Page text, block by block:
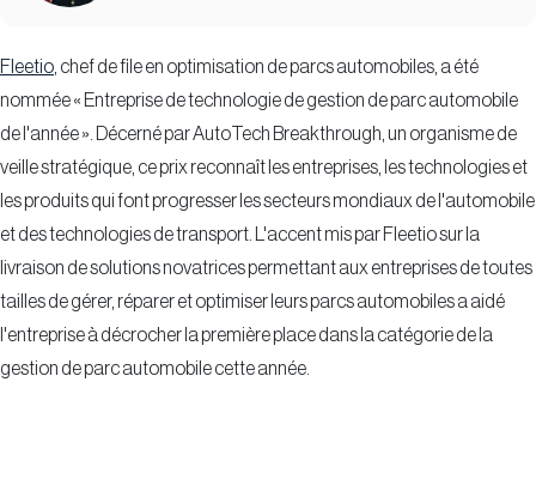
Fleetio , chef de file en optimisation de parcs automobiles, a été
nommée « Entreprise de technologie de gestion de parc automobile
de l'année ». Décerné par AutoTech Breakthrough, un organisme de
veille stratégique, ce prix reconnaît les entreprises, les technologies et
les produits qui font progresser les secteurs mondiaux de l'automobile
et des technologies de transport. L'accent mis par Fleetio sur la
livraison de solutions novatrices permettant aux entreprises de toutes
tailles de gérer, réparer et optimiser leurs parcs automobiles a aidé
l'entreprise à décrocher la première place dans la catégorie de la
gestion de parc automobile cette année.